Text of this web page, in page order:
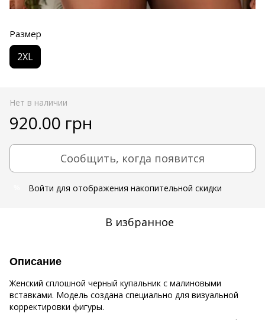
Размер
2XL
Нет в наличии
920.00 грн
Сообщить, когда появится
Войти для отображения накопительной скидки
В избранное
Описание
Женский сплошной черный купальник с малиновыми
вставками. Модель создана специально для визуальной
корректировки фигуры.